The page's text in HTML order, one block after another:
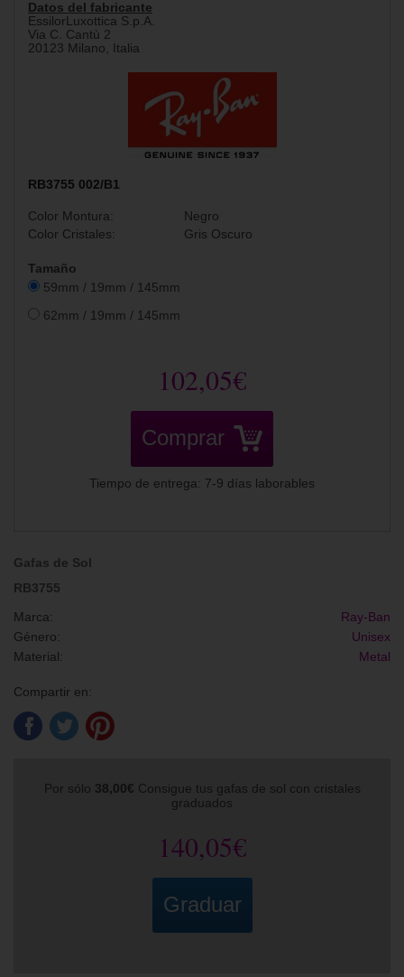
Datos del fabricante
EssilorLuxottica S.p.A.
Via C. Cantù 2
20123 Milano, Italia
RB3755 002/B1
Color Montura:
Negro
Color Cristales:
Gris Oscuro
Tamaño
59mm / 19mm / 145mm
62mm / 19mm / 145mm
102,05€
Comprar
Tiempo de entrega: 7-9 días laborables
Gafas de Sol
RB3755
Marca:
Ray-Ban
Género:
Unisex
Material:
Metal
Compartir en:
Por sólo 38,00€ Consigue tus gafas de sol con cristales
graduados
140,05€
Graduar